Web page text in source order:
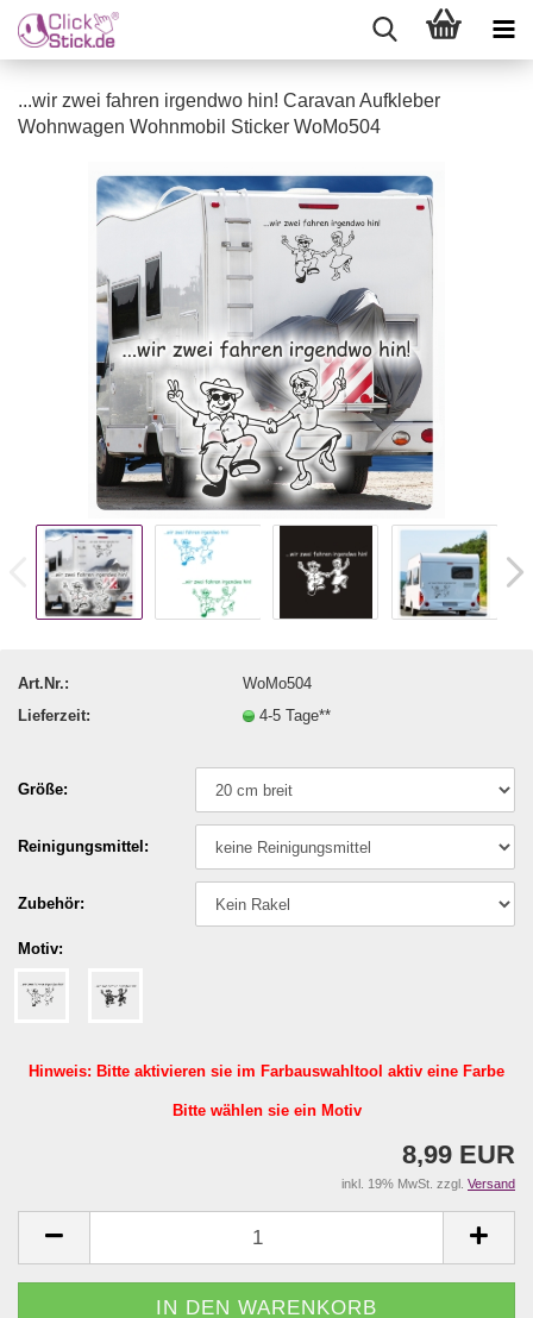
...wir zwei fahren irgendwo hin! Caravan Aufkleber
Wohnwagen Wohnmobil Sticker WoMo504
Art.Nr.:
WoMo504
Lieferzeit:
4-5 Tage**
Größe:
Reinigungsmittel:
Zubehör:
Motiv:
Hinweis: Bitte aktivieren sie im Farbauswahltool aktiv eine Farbe
Bitte wählen sie ein Motiv
8,99 EUR
inkl. 19% MwSt. zzgl. Versand